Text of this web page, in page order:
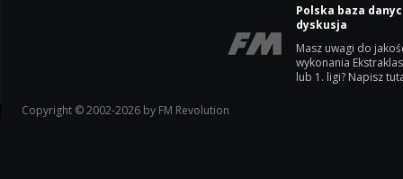
Polska baza
dyskusja
Masz uwagi do
wykonania
lub 1. ligi? Napisz
Copyright © 2002-2026 by FM Revolution